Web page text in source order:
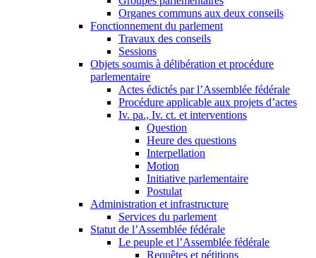
Organes communs aux deux conseils
Fonctionnement du parlement
Travaux des conseils
Sessions
Objets soumis à délibération et procédure
parlementaire
Actes édictés par l’Assemblée fédérale
Procédure applicable aux projets d’actes
Iv. pa., Iv. ct. et interventions
Question
Heure des questions
Interpellation
Motion
Initiative parlementaire
Postulat
Administration et infrastructure
Services du parlement
Statut de l’Assemblée fédérale
Le peuple et l’Assemblée fédérale
Requêtes et pétitions